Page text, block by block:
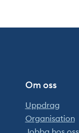
Om oss
Uppdrag
Organisation